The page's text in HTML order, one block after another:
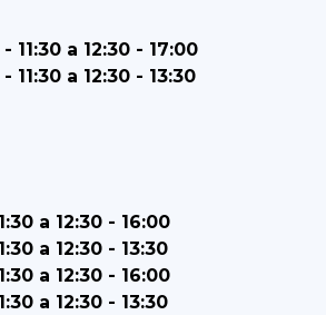
11:30 a 12:30 - 17:00
11:30 a 12:30 - 13:30
a 12:30 - 16:00
a 12:30 - 13:30
a 12:30 - 16:00
a 12:30 - 13:30